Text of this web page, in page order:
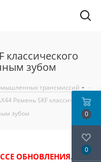
классического
зубом
трансмиссий
-
Ремень SKF классического
зубом
ОБНОВЛЕНИЯ.
0
0